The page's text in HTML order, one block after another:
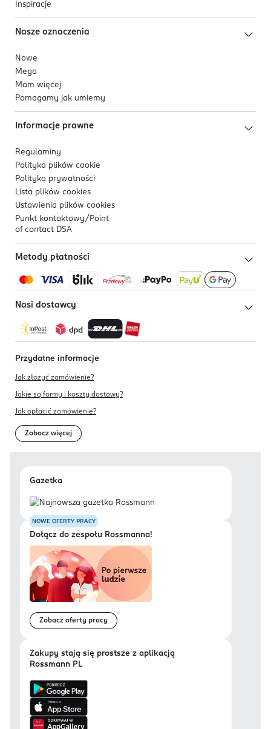
Inspiracje
Nasze oznaczenia
Nowe
Mega
Mam więcej
Pomagamy jak umiemy
Informacje prawne
Regulaminy
Polityka plików cookie
Polityka prywatności
Lista plików cookies
Ustawienia plików cookies
Punkt kontaktowy/ Point
of contact DSA
Metody płatności
Nasi dostawcy
Przydatne informacje
Jak złożyć zamówienie?
Jakie są formy i koszty dostawy?
Jak opłacić zamówienie?
Zobacz więcej
Gazetka
NOWE OFERTY PRACY
Dołącz do zespołu Rossmanna!
Zobacz oferty pracy
Zakupy stają się prostsze z aplikacją
Rossmann PL